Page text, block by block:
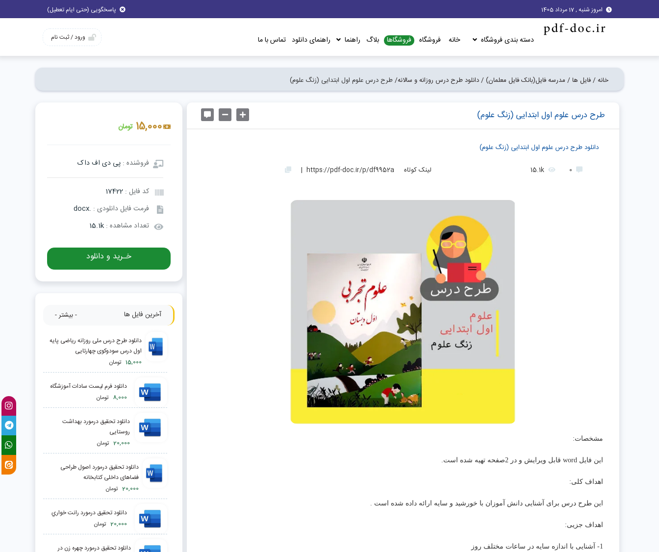
امروز شنبه , 17 مرداد 1405 پاسخگویی (حتی ایام تعطیل)
دسته بندی فروشگاه خانه فروشگاه فروشگاها بلاگ راهنما راهنمای دانلود تماس با ما ورود / ثبت نام
خانه /فایل ها / مدرسه فایل(بانک فایل معلمان) /دانلود طرح درس روزانه و سالانه/طرح درس علوم اول ابتدایی (زنگ علوم)
15,000 تومان
فروشنده : پی دی اف داک
کد فایل : 17422
فرمت فایل دانلودی : .docx
تعداد مشاهده : 15.1k
خـرید و دانلود
آخرین فایل ها - بیشتر -
دانلود طرح درس ملی روزانه ریاضی پایه
اول درس سودوکوی چهارتایی
15,000 تومان
دانلود فرم لیست سادات آموزشگاه
8,000 تومان
دانلود تحقیق درمورد بهداشت
روستایی
20,000 تومان
دانلود تحقیق درمورد اصول طراحی
فضاهای داخلی کتابخانه
20,000 تومان
دانلود تحقیق درمورد رانت خواري
20,000 تومان
دانلود تحقیق درمورد چهره زن در
طرح درس علوم اول ابتدایی (زنگ علوم)
دانلود طرح درس علوم اول ابتدایی (زنگ علوم)
0
15.1k لینک کوتاه https://pdf-doc.ir/p/df9952a
|
مشخصات:
این فایل word قابل ویرایش و در 2صفحه تهیه شده است.
اهداف کلی:
این طرح درس برای آشنایی دانش آموزان با خورشید و سایه ارائه داده شده است .
اهداف جزیی:
1- آشنایی با اندازه سایه در ساعات مختلف روز